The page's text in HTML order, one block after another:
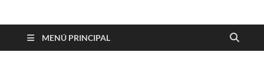
10minutos.com.uy
MENÚ PRINCIPAL